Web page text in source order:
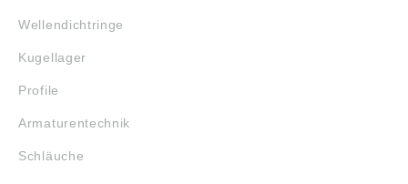
Wellendichtringe
Kugellager
Profile
Armaturentechnik
Schläuche